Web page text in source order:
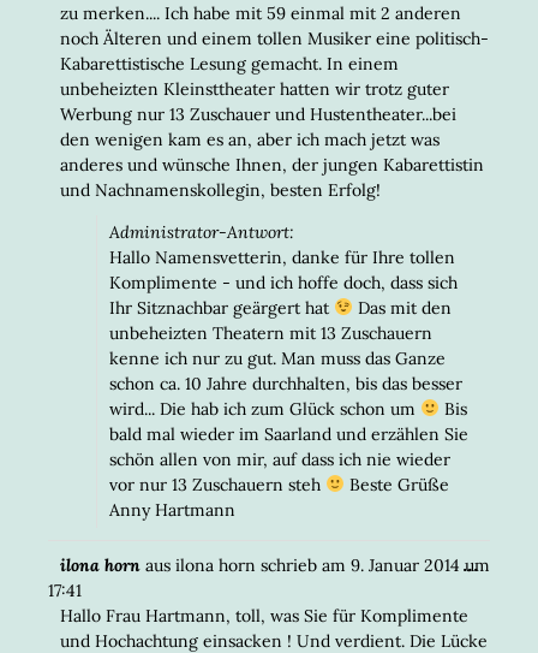
zu merken.... Ich habe mit 59 einmal mit 2 anderen
noch Älteren und einem tollen Musiker eine politisch-
Kabarettistische Lesung gemacht. In einem
unbeheizten Kleinsttheater hatten wir trotz guter
Werbung nur 13 Zuschauer und Hustentheater...bei
den wenigen kam es an, aber ich mach jetzt was
anderes und wünsche Ihnen, der jungen Kabarettistin
und Nachnamenskollegin, besten Erfolg!
Administrator-Antwort:
Hallo Namensvetterin, danke für Ihre tollen
Komplimente - und ich hoffe doch, dass sich
Ihr Sitznachbar geärgert hat
Das mit den
unbeheizten Theatern mit 13 Zuschauern
kenne ich nur zu gut. Man muss das Ganze
schon ca. 10 Jahre durchhalten, bis das besser
wird... Die hab ich zum Glück schon um
Bis
bald mal wieder im Saarland und erzählen Sie
schön allen von mir, auf dass ich nie wieder
vor nur 13 Zuschauern steh
Beste Grüße
Anny Hartmann
ilona horn aus ilona horn schrieb am 9. Januar 2014 um
17:41
Hallo Frau Hartmann, toll, was Sie für Komplimente
und Hochachtung einsacken ! Und verdient. Die Lücke
...DIESE